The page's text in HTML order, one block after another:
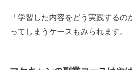
「学習した内容をどう実践する
ってしまうケースもみられます。